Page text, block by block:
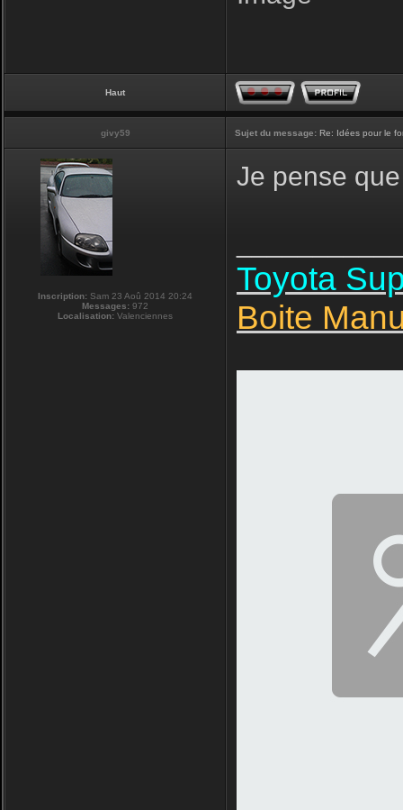
Haut
givy59 Sujet du message: Re: Idées pour le
Inscription: Sam 23 Aoû 2014 20:24
Messages: 972
Localisation: Valenciennes
Je pense
Toyota
Boite